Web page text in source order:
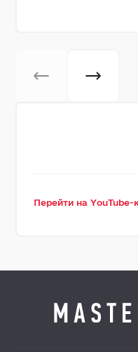
Перейти на YouTube-